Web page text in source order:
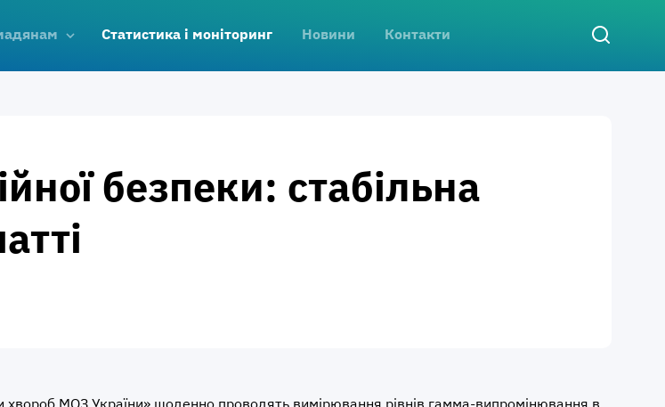
Статистика і моніторинг Новини Контакти
безпеки: стабільна
МОЗ України» щоденно проводять вимірювання рівнів гамма-випромінювання в